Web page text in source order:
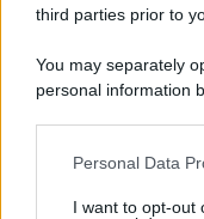
third parties prior to
You may separately
personal information
This information may
Personal Data
I want to opt-out